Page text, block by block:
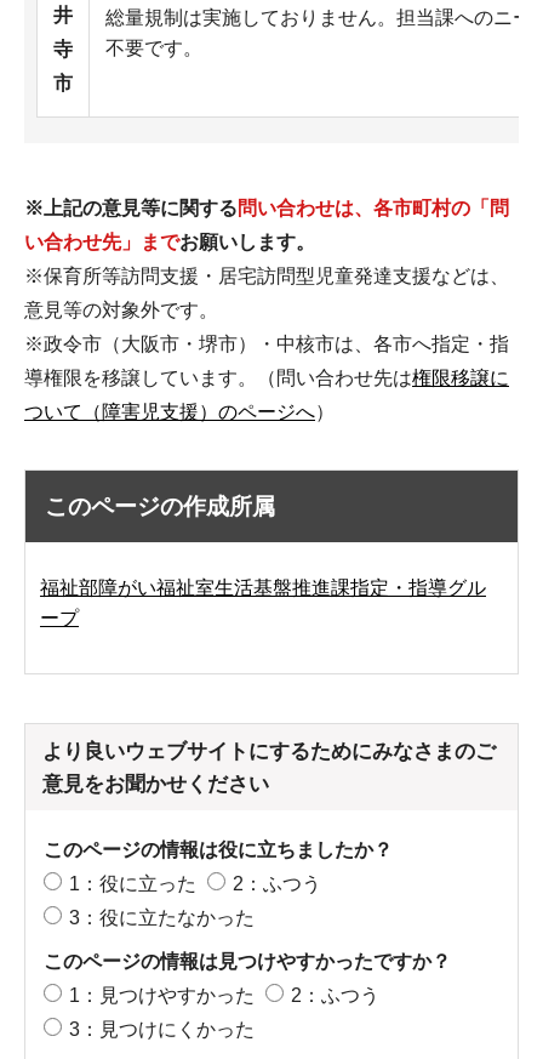
井
寺
市
総量規制は実施しておりません。担当課へのニー
不要です。
※上記の意見等に関する問い合わせは、各市町村の「問
い合わせ先」までお願いします。
※保育所等訪問支援・居宅訪問型児童発達支援などは、
意見等の対象外です。
※政令市（大阪市・堺市）・中核市は、各市へ指定・指
導権限を移譲しています。（問い合わせ先は権限移譲に
ついて（障害児支援）のページへ）
このページの作成所属
福祉部障がい福祉室生活基盤推進課指定・指導グル
ープ
より良いウェブサイトにするためにみなさまのご
意見をお聞かせください
このページの情報は役に立ちましたか？
1：役に立った
2：ふつう
3：役に立たなかった
このページの情報は見つけやすかったですか？
1：見つけやすかった
2：ふつう
3：見つけにくかった